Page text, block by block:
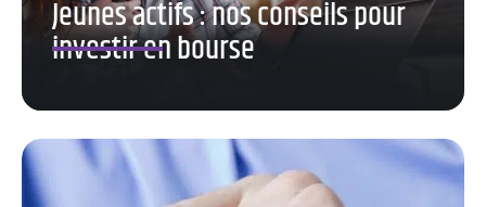
Jeunes actifs : nos conseils pour
investir en bourse